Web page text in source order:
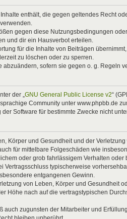
enthält, die gegen geltendes Recht
gegen diese Nutzungsbedingungen
und dir ein Hausverbot erteilen.
für die Inhalte von Beiträgen
zu löschen oder zu sperren.
sofern sie gegen o. g. Regeln
der „GNU General Public License v2“
Community unter www.phpbb.de
Software für bestimmte Zwecke nicht
Körper und Gesundheit und der
für mittelbare Folgeschäden wie
oder grob fahrlässigem Verhalten
typischerweise
entgangenen Gewinn.
von Leben, Körper und Gesundheit
Höhe nach auf die vertragstypischen
zugunsten der Mitarbeiter und